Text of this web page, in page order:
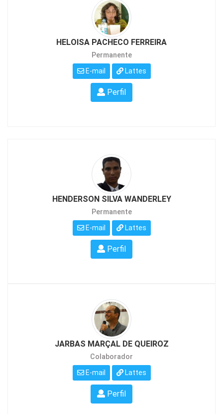
HELOISA PACHECO FERREIRA
Permanente
E-mail Lattes
Perfil
HENDERSON SILVA WANDERLEY
Permanente
E-mail Lattes
Perfil
JARBAS MARÇAL DE QUEIROZ
Colaborador
E-mail Lattes
Perfil